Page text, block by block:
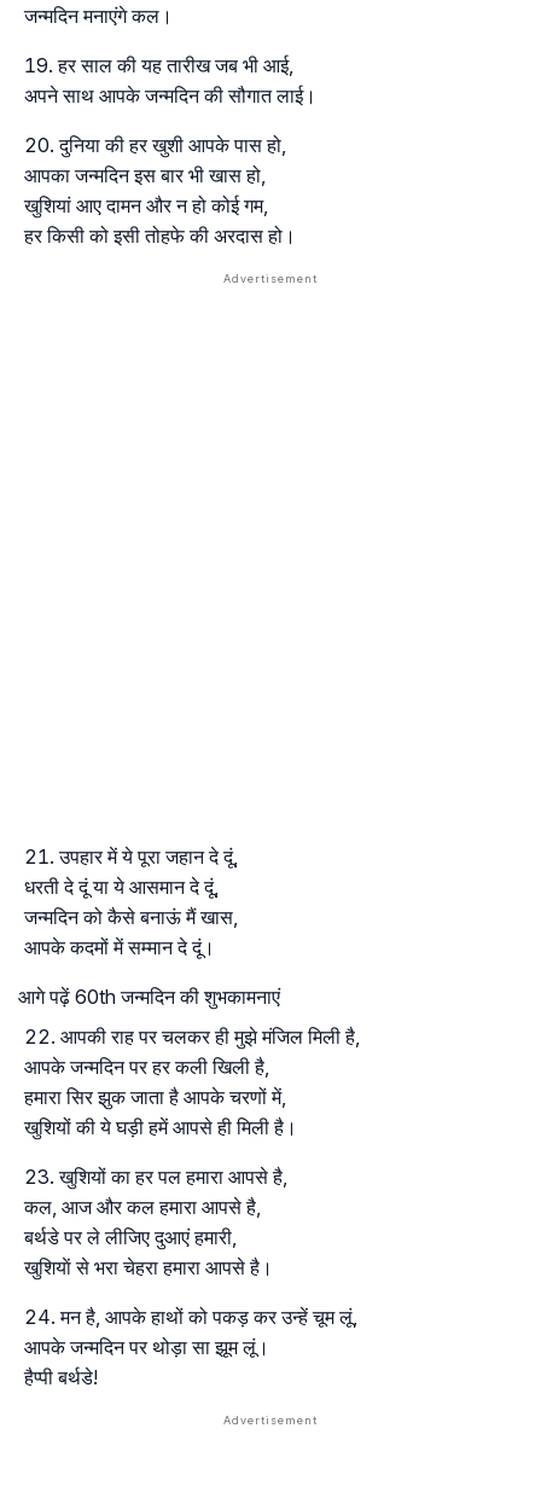
जन्मदिन मनाएंगे कल।
हर साल की यह तारीख जब भी आई,
अपने साथ आपके जन्मदिन की सौगात लाई।
दुनिया की हर खुशी आपके पास हो,
आपका जन्मदिन इस बार भी खास हो,
खुशियां आए दामन और न हो कोई गम,
हर किसी को इसी तोहफे की अरदास हो।
उपहार में ये पूरा जहान दे दूं,
धरती दे दूं या ये आसमान दे दूं,
जन्मदिन को कैसे बनाऊं मैं खास,
आपके कदमों में सम्मान दे दूं।
आगे पढ़ें 60th जन्मदिन की शुभकामनाएं
आपकी राह पर चलकर ही मुझे मंजिल मिली है,
आपके जन्मदिन पर हर कली खिली है,
हमारा सिर झुक जाता है आपके चरणों में,
खुशियों की ये घड़ी हमें आपसे ही मिली है।
खुशियों का हर पल हमारा आपसे है,
कल, आज और कल हमारा आपसे है,
बर्थडे पर ले लीजिए दुआएं हमारी,
खुशियाें से भरा चेहरा हमारा आपसे है।
मन है, आपके हाथों को पकड़ कर उन्हें चूम लूं,
आपके जन्मदिन पर थोड़ा सा झूम लूं।
हैप्पी बर्थडे!